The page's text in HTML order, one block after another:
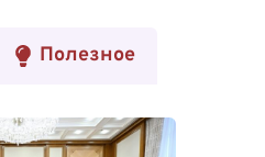
Полезное